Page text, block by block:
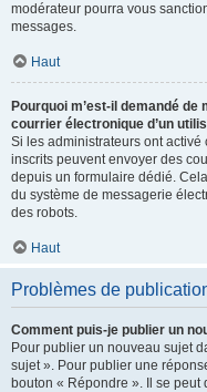
modérateur pourra vous
messages.
Haut
Pourquoi m’est-il demandé
courrier électronique d’un
Si les administrateurs ont
inscrits peuvent envoyer des
depuis un formulaire dédié.
du système de messagerie
des robots.
Haut
Problèmes de
Comment puis-je publier un
Pour publier un nouveau sujet
sujet ». Pour publier une
bouton « Répondre ». Il se peut